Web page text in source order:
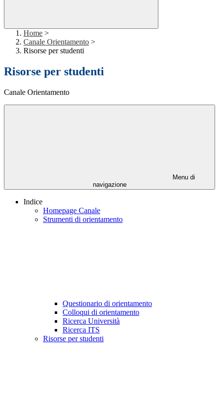
Home >
Canale Orientamento >
Risorse per studenti
Risorse per studenti
Canale Orientamento
Menu di
navigazione
Indice
Homepage Canale
Strumenti di orientamento
Questionario di orientamento
Colloqui di orientamento
Ricerca Università
Ricerca ITS
Risorse per studenti